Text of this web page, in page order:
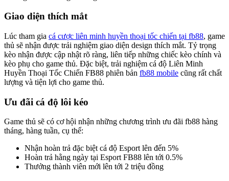
Giao diện thích mắt
Lúc tham gia cá cược liên minh huyền thoại tốc chiến tại fb88, game
thủ sẽ nhận được trải nghiệm giao diện design thích mắt. Tỷ trọng
kèo nhận được cập nhật rõ ràng, liên tiếp những chiếc kèo chính và
kèo phụ cho game thủ. Đặc biệt, trải nghiệm cá độ Liên Minh
Huyền Thoại Tốc Chiến FB88 phiên bản fb88 mobile cũng rất chất
lượng và tiện lợi cho game thủ.
Ưu đãi cá độ lôi kéo
Game thủ sẽ có cơ hội nhận những chương trình ưu đãi fb88 hàng
tháng, hàng tuần, cụ thể:
Nhận hoàn trả đặc biệt cá độ Esport lên đến 5%
Hoàn trả hằng ngày tại Esport FB88 lên tới 0.5%
Thưởng thành viên mới lên tới 2 triệu đồng